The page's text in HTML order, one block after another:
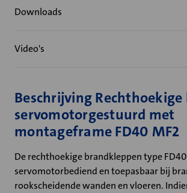
Downloads
Video's
Beschrijving
servomotorgestuurd met
montageframe FD40 MF2
De rechthoekige brandkleppen type
servomotorbediend en toepasbaar bij
rookscheidende wanden en vloeren.